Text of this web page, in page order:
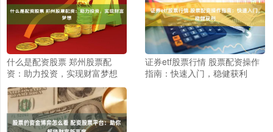
什么是配资股票 郑州股票配
资：助力投资，实现财富梦想
证券etf股票行情 股票配资操作
指南：快速入门，稳健获利